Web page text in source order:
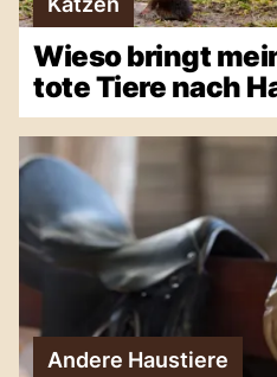
Wieso bringt
tote Tiere nach
Andere Haustiere